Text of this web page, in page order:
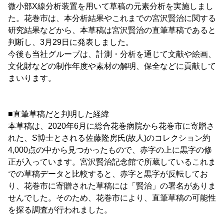
微小部X線分析装置を用いて草稿の元素分析を実施しまし
た。花巻市は、本分析結果やこれまでの宮沢賢治に関する
研究結果などから、本草稿は宮沢賢治の直筆草稿であると
判断し、3月29日に発表しました。
今後も当社グループは、計測・分析を通じて文献や絵画、
文化財などの制作年度や素材の解明、保全などに貢献して
まいります。
■直筆草稿だと判明した経緯
本草稿は、2020年6月に総合花巻病院から花巻市に寄贈さ
れた、S博士とされる佐藤隆房氏(故人)のコレクション約
4,000点の中から見つかったもので、赤字の上に黒字の修
正が入っています。宮沢賢治記念館で所蔵しているこれま
での草稿データと比較すると、赤字と黒字が反転してお
り、花巻市に寄贈された草稿には「賢治」の署名がありま
せんでした。そのため、花巻市により、直筆草稿の可能性
を探る調査が行われました。